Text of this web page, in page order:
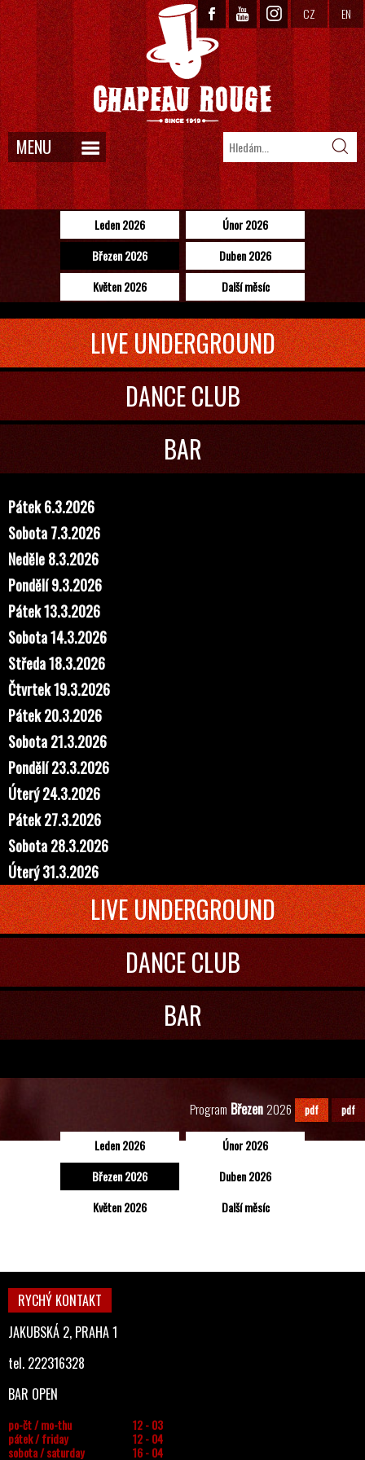
CZ EN
MENU
Leden 2026
Únor 2026
Březen 2026
Duben 2026
Květen 2026
Další měsíc
LIVE UNDERGROUND
DANCE CLUB
BAR
Pátek 6.3.2026
Sobota 7.3.2026
Neděle 8.3.2026
Pondělí 9.3.2026
Pátek 13.3.2026
Sobota 14.3.2026
Středa 18.3.2026
Čtvrtek 19.3.2026
Pátek 20.3.2026
Sobota 21.3.2026
Pondělí 23.3.2026
Úterý 24.3.2026
Pátek 27.3.2026
Sobota 28.3.2026
Úterý 31.3.2026
LIVE UNDERGROUND
DANCE CLUB
BAR
Program Březen 2026 pdf pdf
Leden 2026
Únor 2026
Březen 2026
Duben 2026
Květen 2026
Další měsíc
RYCHÝ KONTAKT
JAKUBSKÁ 2, PRAHA 1
tel. 222316328
BAR OPEN
po-čt / mo-thu
12 - 03
pátek / friday
12 - 04
sobota / saturday
16 - 04